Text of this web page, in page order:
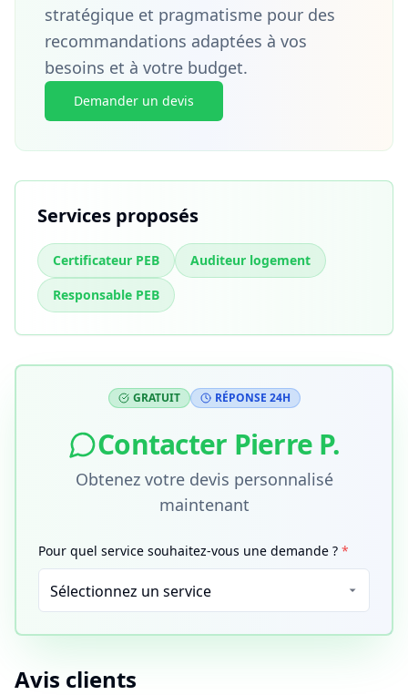
stratégique et pragmatisme pour des
recommandations adaptées à vos
besoins et à votre budget.
Demander un devis
Services proposés
Certificateur PEB
Auditeur logement
Responsable PEB
GRATUIT RÉPONSE 24H
Contacter Pierre P.
Obtenez votre devis personnalisé
maintenant
Pour quel service souhaitez-vous une demande ? *
Avis clients